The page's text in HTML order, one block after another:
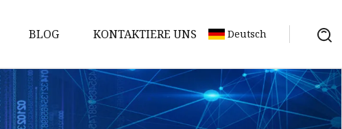
BLOG KONTAKTIERE UNS Deutsch